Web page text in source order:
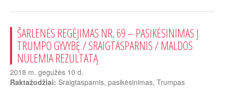
ŠARLENĖS REGĖJIMAS NR. 69 – PASIKĖSINIMAS Į
TRUMPO GYVYBĘ / SRAIGTASPARNIS / MALDOS
NULEMIA REZULTATĄ
2018 m. gegužės 10 d.
Raktažodžiai: Sraigtasparnis, pasikėsinimas, Trumpas